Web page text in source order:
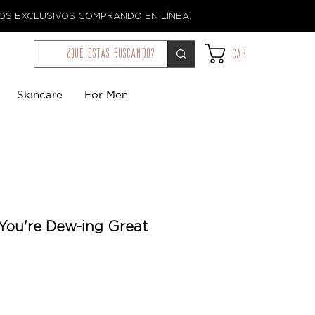
EXCLUSIVOS COMPRANDO EN LÍNEA.
¿qué estás buscando? Car
Skincare For Men
Dew-ing Great